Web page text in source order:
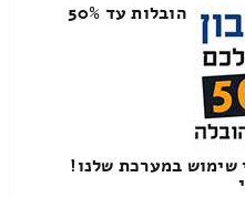
הובלות עד 50%
שימוש במערכת שלנו!